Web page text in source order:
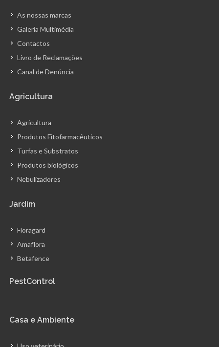
As nossas marcas
Galeria Multimédia
Contactos
Livro de Reclamações
Canal de Denúncia
Agricultura
Agricultura
Produtos Fitofarmacêuticos
Turfas e Substratos
Produtos biológicos
Nebulizadores
Jardim
Floragard
Amaflora
Betafence
PestControl
Casa e Ambiente